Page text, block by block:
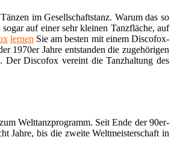
im Gesellschaftstanz. Warum das so
auf einer sehr kleinen Tanzfläche, auf
lernen Sie am besten mit einem Discofox-
1970er Jahre entstanden die zugehörigen
. Der Discofox vereint die Tanzhaltung des
Welttanzprogramm. Seit Ende der 90er-
Jahre, bis die zweite Weltmeisterschaft in